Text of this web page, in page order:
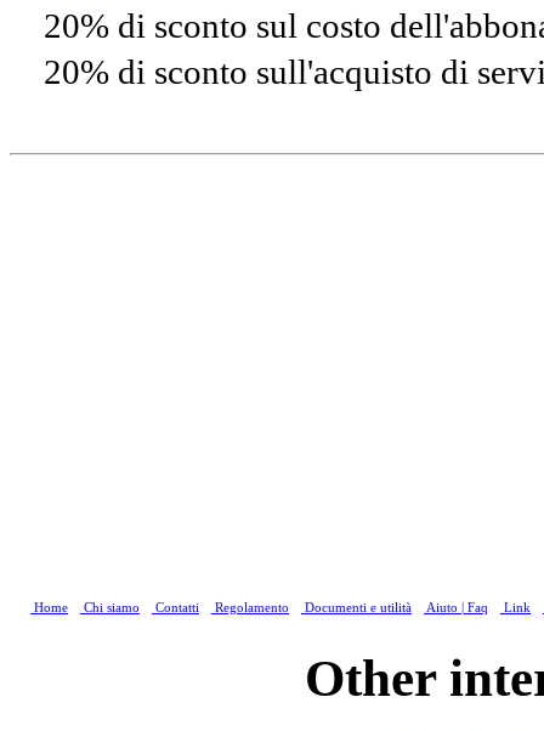
20% di sconto sul costo
20% di sconto sull'acquisto di
Home Chi siamo Contatti Regolamento Documenti e utilità Aiuto | Faq Link
Other